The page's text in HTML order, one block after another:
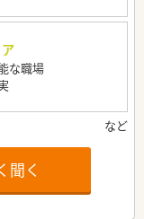
な職場
聞く